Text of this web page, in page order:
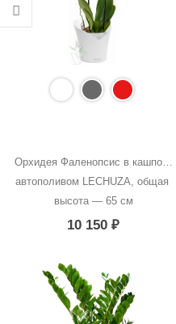
Орхидея Фаленопсис в кашпо с
автополивом LECHUZA, общая
высота — 65 см
10 150₽